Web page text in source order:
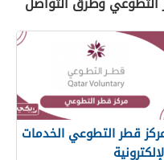
قطر التطوعي الخدمات